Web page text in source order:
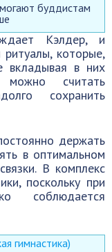
буддистам
Кэлдер, и
которые,
вкладывая в них
можно считать
сохранить
держать
в оптимальном
В комплекс
поскольку при
соблюдается